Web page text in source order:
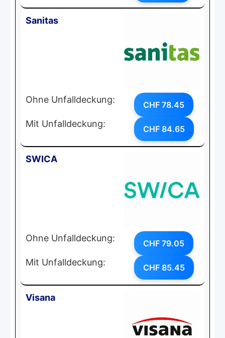
Sanitas
Ohne Unfalldeckung: CHF 78.45
Mit Unfalldeckung: CHF 84.65
SWICA
Ohne Unfalldeckung: CHF 79.05
Mit Unfalldeckung: CHF 85.45
Visana